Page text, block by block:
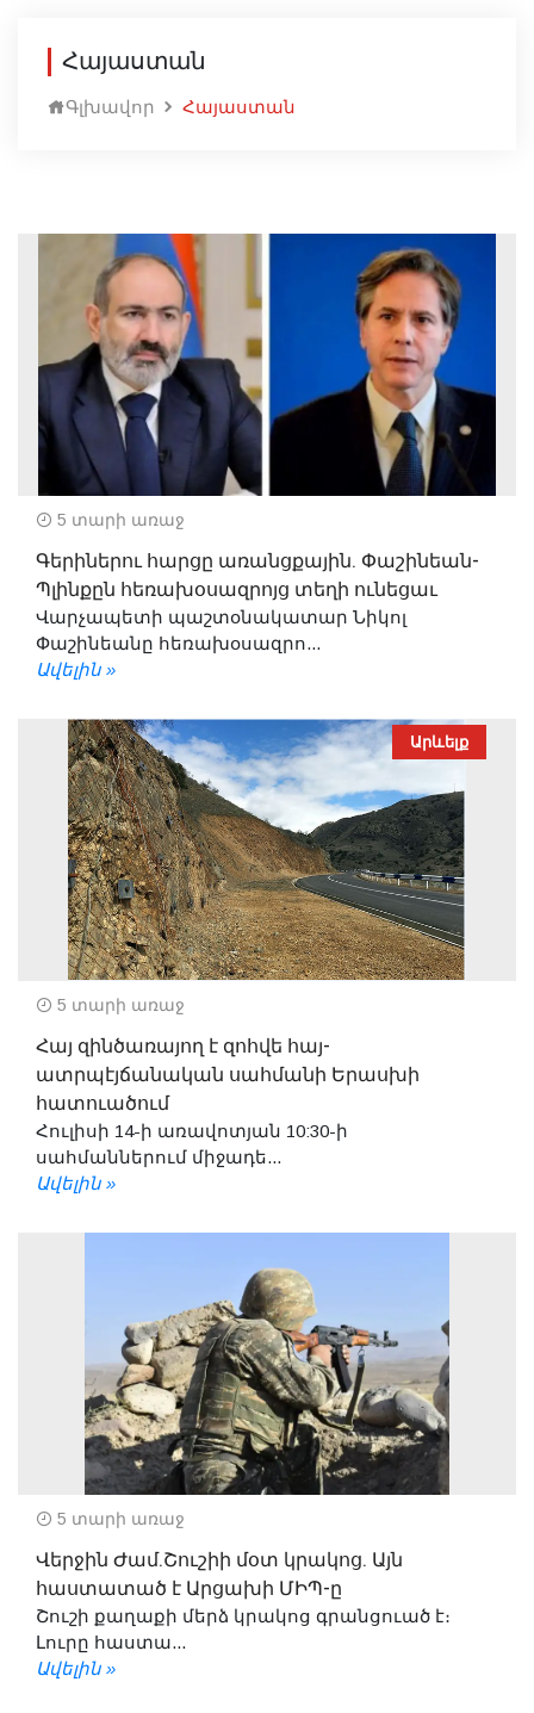
Հայաստան
Գլխավոր Հայաստան
5 տարի առաջ
Գերիներու հարցը առանցքային. Փաշինեան-
Պլինքըն հեռախօսազրոյց տեղի ունեցաւ
Վարչապետի պաշտօնակատար Նիկոլ
Փաշինեանը հեռախօսազրո...
Ավելին »
Արևելք
5 տարի առաջ
Հայ զինծառայող է զոհվե հայ-
ատրպէյճանական սահմանի Երասխի
հատուածում
Հուլիսի 14-ի առավոտյան 10:30-ի
սահմաններում միջադե...
Ավելին »
5 տարի առաջ
Վերջին Ժամ.Շուշիի մօտ կրակոց. Այն
հաստատած է Արցախի ՄԻՊ-ը
Շուշի քաղաքի մերձ կրակոց գրանցուած է։
Լուրը հաստա...
Ավելին »